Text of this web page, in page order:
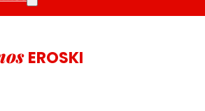
EROSKI
un nuevo